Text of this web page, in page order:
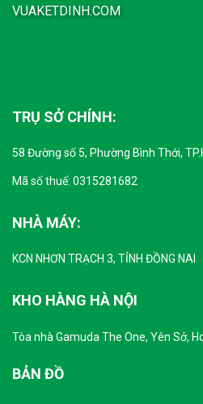
VUAKETDINH.COM
TRỤ SỞ CHÍNH:
58 Đường số 5, Phường Bình Thới,
Mã số thuế: 0315281682
NHÀ MÁY:
KCN NHƠN TRẠCH 3, TỈNH ĐỒNG NAI
KHO HÀNG HÀ NỘI
Tòa nhà Gamuda The One, Yên Sở,
BẢN ĐỒ